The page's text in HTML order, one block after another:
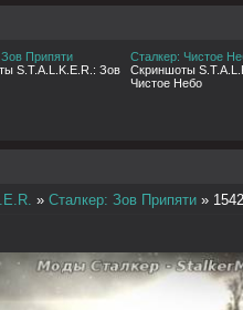
Припяти
S.T.A.L.K.E.R.: Зов
Сталкер: Чистое
Скриншоты
Чистое Небо
» Сталкер: Зов Припяти » 1542